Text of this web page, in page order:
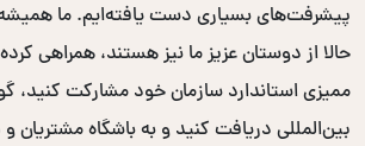
پیشرفت‌های بسیاری دست یافته‌ایم. ما
حالا از دوستان عزیز ما نیز هستند، همراهی
ممیزی استاندارد سازمان خود مشارکت کنید،
بین‌المللی دریافت کنید و به باشگاه مشتریان